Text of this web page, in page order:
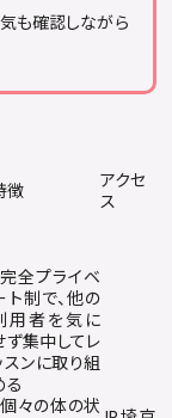
も確認しながら
徴
アクセ
ス
完全プライベ
ト制で、他の
用者を気に
ず集中してレ
スンに取り組
る
個々の体の状